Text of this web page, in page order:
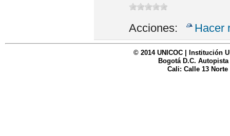
Acciones: Hacer
© 2014 UNICOC | Institución
Bogotá D.C. Autopista
Cali: Calle 13 Norte